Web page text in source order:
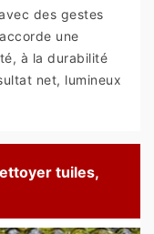
des gestes
une
à la durabilité
net, lumineux
tuiles,